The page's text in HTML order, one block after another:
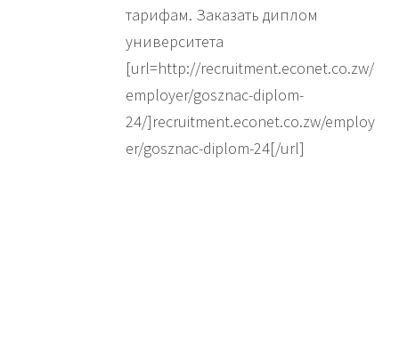
тарифам. Заказать диплом
университета
[url=http://recruitment.econet.co.zw/
employer/gosznac-diplom-
24/]recruitment.econet.co.zw/employ
er/gosznac-diplom-24[/url]